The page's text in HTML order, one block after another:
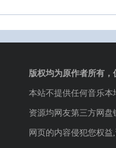
版权均为原作者所有
本站不提供任何音乐
资源均网友第三方网
网页的内容侵犯您权